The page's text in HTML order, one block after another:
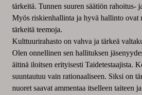
tärkeitä. Tunnen suuren säätiön rahoitus-
Myös riskienhallinta ja hyvä hallinto ovat
tärkeitä teemoja.
Kulttuurirahasto on vahva ja tärkeä
Olen onnellinen sen hallituksen
äitinä iloitsen erityisesti Taidetestaajista.
suuntautuu vain rationaaliseen. Siksi on
nuoret saavat ammentaa itselleen taiteen